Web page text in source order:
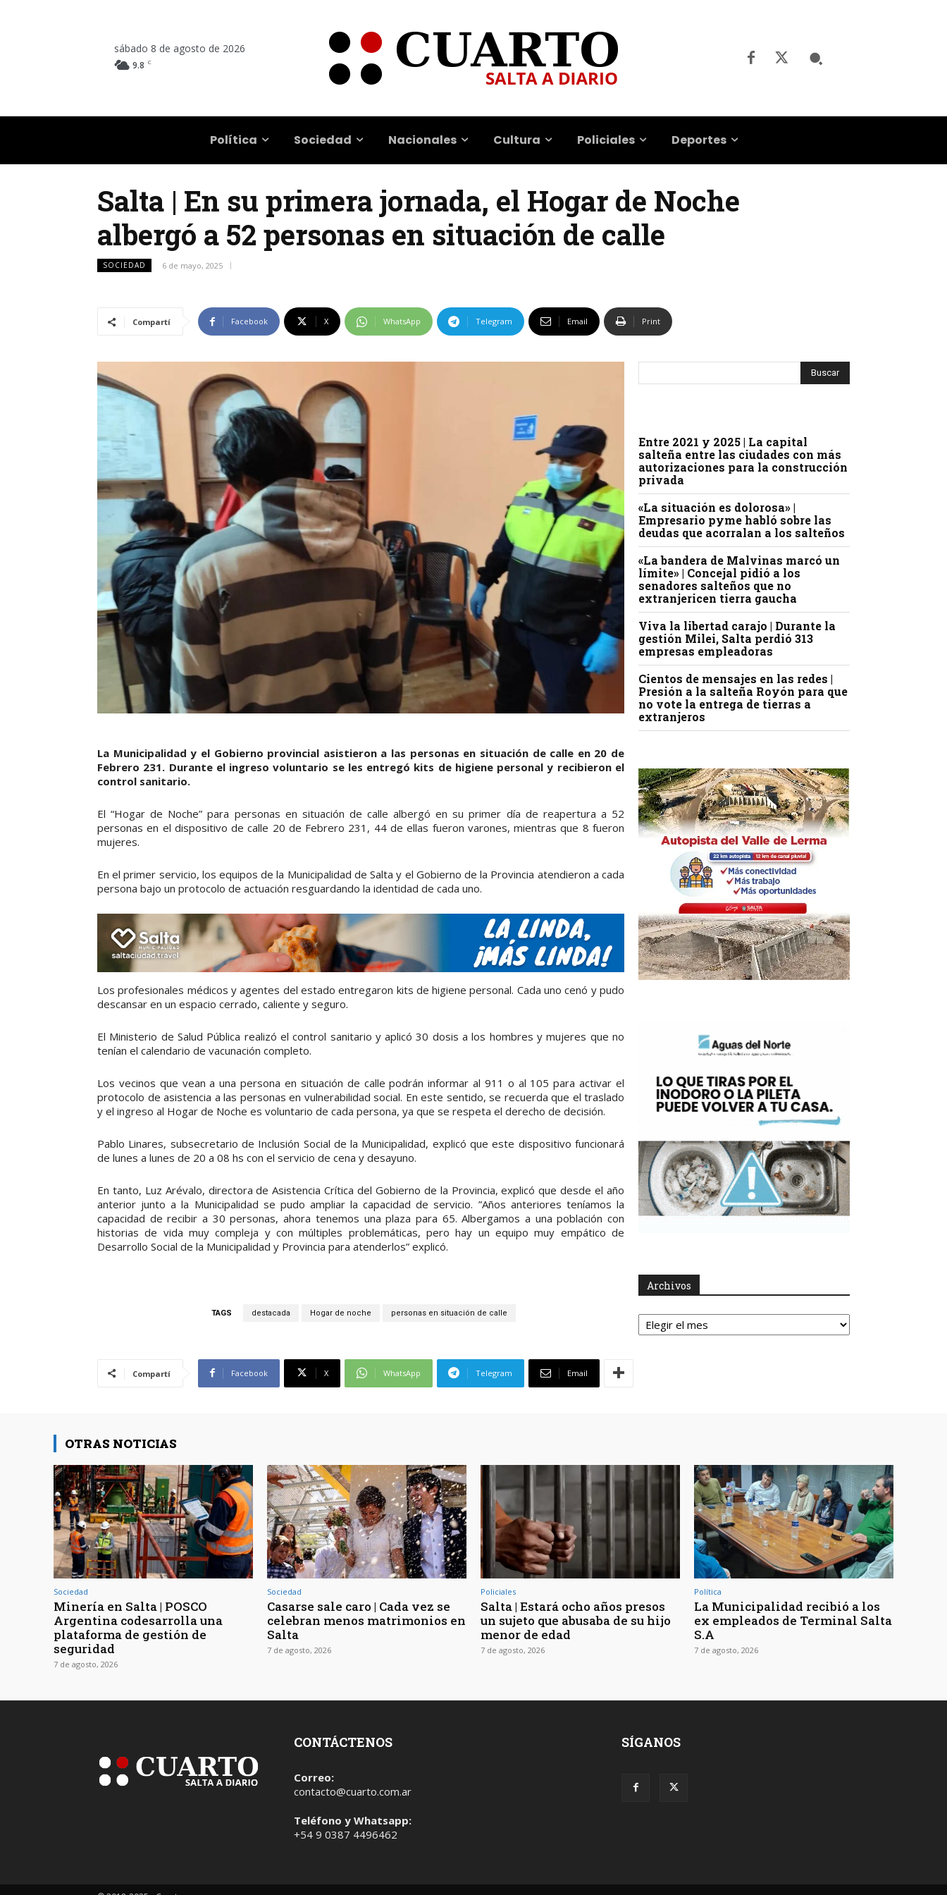
sábado 8 de agosto de 2026
9.8 C
Política Sociedad Nacionales Cultura Policiales Deportes
Salta | En su primera jornada, el Hogar de Noche
albergó a 52 personas en situación de calle
SOCIEDAD 6 de mayo, 2025
Compartí Facebook X WhatsApp Telegram Email Print
La Municipalidad y el Gobierno provincial asistieron a las personas en situación de calle en 20 de
Febrero 231. Durante el ingreso voluntario se les entregó kits de higiene personal y recibieron el
control sanitario.
El “Hogar de Noche” para personas en situación de calle albergó en su primer día de reapertura a 52
personas en el dispositivo de calle 20 de Febrero 231, 44 de ellas fueron varones, mientras que 8 fueron
mujeres.
En el primer servicio, los equipos de la Municipalidad de Salta y el Gobierno de la Provincia atendieron a cada
persona bajo un protocolo de actuación resguardando la identidad de cada uno.
Los profesionales médicos y agentes del estado entregaron kits de higiene personal. Cada uno cenó y pudo
descansar en un espacio cerrado, caliente y seguro.
El Ministerio de Salud Pública realizó el control sanitario y aplicó 30 dosis a los hombres y mujeres que no
tenían el calendario de vacunación completo.
Los vecinos que vean a una persona en situación de calle podrán informar al 911 o al 105 para activar el
protocolo de asistencia a las personas en vulnerabilidad social. En este sentido, se recuerda que el traslado
y el ingreso al Hogar de Noche es voluntario de cada persona, ya que se respeta el derecho de decisión.
Pablo Linares, subsecretario de Inclusión Social de la Municipalidad, explicó que este dispositivo funcionará
de lunes a lunes de 20 a 08 hs con el servicio de cena y desayuno.
En tanto, Luz Arévalo, directora de Asistencia Crítica del Gobierno de la Provincia, explicó que desde el año
anterior junto a la Municipalidad se pudo ampliar la capacidad de servicio. ”Años anteriores teníamos la
capacidad de recibir a 30 personas, ahora tenemos una plaza para 65. Albergamos a una población con
historias de vida muy compleja y con múltiples problemáticas, pero hay un equipo muy empático de
Desarrollo Social de la Municipalidad y Provincia para atenderlos” explicó.
TAGS destacada Hogar de noche personas en situación de calle
Compartí Facebook X WhatsApp Telegram Email
Entre 2021 y 2025 | La capital
salteña entre las ciudades con más
autorizaciones para la construcción
privada
«La situación es dolorosa» |
Empresario pyme habló sobre las
deudas que acorralan a los salteños
«La bandera de Malvinas marcó un
límite» | Concejal pidió a los
senadores salteños que no
extranjericen tierra gaucha
Viva la libertad carajo | Durante la
gestión Milei, Salta perdió 313
empresas empleadoras
Cientos de mensajes en las redes |
Presión a la salteña Royón para que
no vote la entrega de tierras a
extranjeros
Archivos
Archivos
OTRAS NOTICIAS
Sociedad
Minería en Salta | POSCO
Argentina codesarrolla una
plataforma de gestión de
seguridad
7 de agosto, 2026
Sociedad
Casarse sale caro | Cada vez se
celebran menos matrimonios en
Salta
7 de agosto, 2026
Policiales
Salta | Estará ocho años presos
un sujeto que abusaba de su hijo
menor de edad
7 de agosto, 2026
Política
La Municipalidad recibió a los
ex empleados de Terminal Salta
S.A
7 de agosto, 2026
CONTÁCTENOS
Correo:
contacto@cuarto.com.ar
Teléfono y Whatsapp:
+54 9 0387 4496462
SÍGANOS